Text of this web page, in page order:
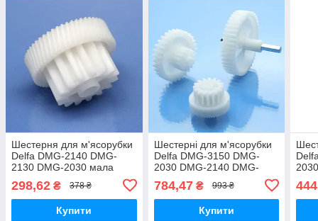
Шестерня для м'ясорубки
Delfa DMG-2140 DMG-
2130 DMG-2030 мала
оригінал харчовий пластик
298,62 ₴ 378 ₴
Купити
Шестерні для м'ясорубки
Delfa DMG-3150 DMG-
2030 DMG-2140 DMG-
оригінал харчовий пластик
784,47₴ 993 ₴
Купити